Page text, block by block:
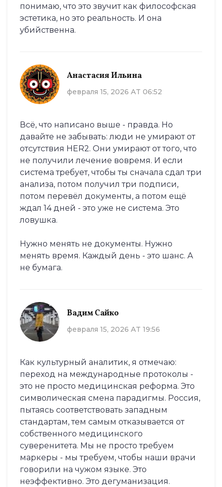
понимаю, что это звучит как философская
эстетика, но это реальность. И она
убийственна.
Анастасия Ильина
февраля 15, 2026 AT 06:52
Всё, что написано выше - правда. Но
давайте не забывать: люди не умирают от
отсутствия HER2. Они умирают от того, что
не получили лечение вовремя. И если
система требует, чтобы ты сначала сдал три
анализа, потом получил три подписи,
потом перевёл документы, а потом ещё
ждал 14 дней - это уже не система. Это
ловушка.
Нужно менять не документы. Нужно
менять время. Каждый день - это шанс. А
не бумага.
Вадим Сайко
февраля 15, 2026 AT 19:56
Как культурный аналитик, я отмечаю:
переход на международные протоколы -
это не просто медицинская реформа. Это
символическая смена парадигмы. Россия,
пытаясь соответствовать западным
стандартам, тем самым отказывается от
собственного медицинского
суверенитета. Мы не просто требуем
маркеры - мы требуем, чтобы наши врачи
говорили на чужом языке. Это
неэффективно. Это дегуманизация.